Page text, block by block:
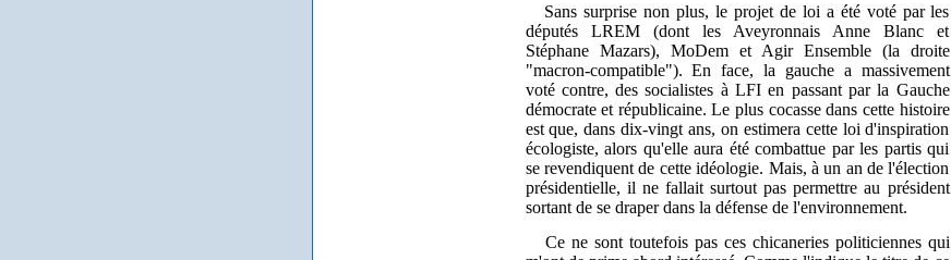
Sans surprise non plus, le projet de loi a été voté par les
députés LREM (dont les Aveyronnais Anne Blanc et
Stéphane Mazars), MoDem et Agir Ensemble (la droite
"macron-compatible"). En face, la gauche a massivement
voté contre, des socialistes à LFI en passant par la Gauche
démocrate et républicaine. Le plus cocasse dans cette histoire
est que, dans dix-vingt ans, on estimera cette loi d'inspiration
écologiste, alors qu'elle aura été combattue par les partis qui
se revendiquent de cette idéologie. Mais, à un an de l'élection
présidentielle, il ne fallait surtout pas permettre au président
sortant de se draper dans la défense de l'environnement.
Ce ne sont toutefois pas ces chicaneries politiciennes qui